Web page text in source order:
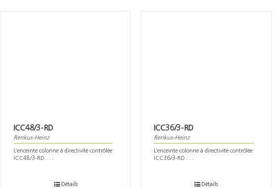
ICC48/3-RD
Renkus-Heinz
L’enceinte colonne à directivité contrôlée
ICC48/3-RD . . .
Détails
ICC36/3-RD
Renkus-Heinz
L’enceinte colonne à directivité contrôlée
ICC36/3-RD . . .
Détails